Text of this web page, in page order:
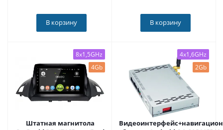
В корзину В корзину
8x1,5GHz
4Gb
Штатная магнитола
4x1,6GHz
2Gb